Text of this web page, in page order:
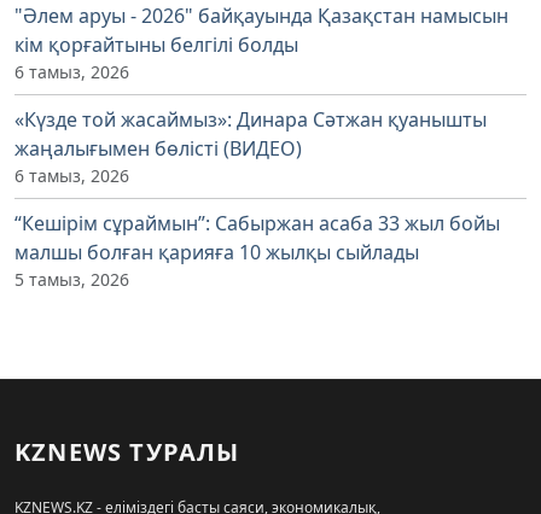
"Әлем аруы - 2026" байқауында Қазақстан намысын
кім қорғайтыны белгілі болды
6 тамыз, 2026
«Күзде той жасаймыз»: Динара Сәтжан қуанышты
жаңалығымен бөлісті (ВИДЕО)
6 тамыз, 2026
“Кешірім сұраймын”: Сабыржан асаба 33 жыл бойы
малшы болған қарияға 10 жылқы сыйлады
5 тамыз, 2026
KZNEWS ТУРАЛЫ
KZNEWS.KZ - еліміздегі басты саяси, экономикалық,